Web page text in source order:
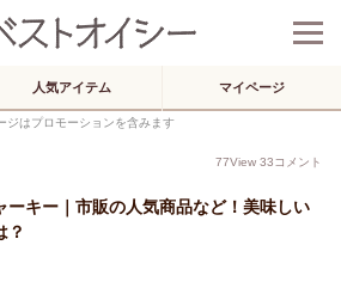
人気アイテム マイページ
ジはプロモーションを含みます
77View 33コメント
ーキー｜市販の人気商品など！美味しい
？